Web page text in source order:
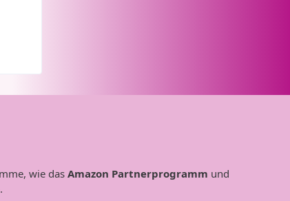
wie das Amazon Partnerprogramm und